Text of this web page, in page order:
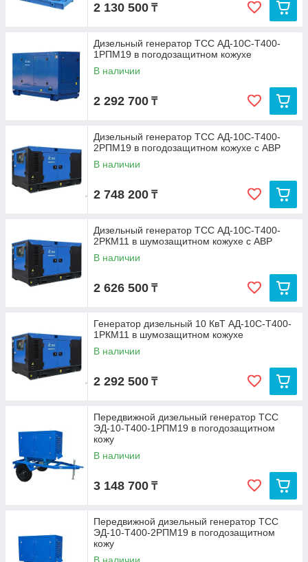
2 130 500 ₸
Дизельный генератор ТСС АД-10С-Т400-
1РПМ19 в погодозащитном кожухе
В наличии
2 292 700 ₸
Дизельный генератор ТСС АД-10С-Т400-
2РПМ19 в погодозащитном кожухе с АВР
В наличии
2 748 200 ₸
Дизельный генератор ТСС АД-10С-Т400-
2РКМ11 в шумозащитном кожухе с АВР
В наличии
2 626 500 ₸
Генератор дизельный 10 КвТ АД-10С-Т400-
1РКМ11 в шумозащитном кожухе
В наличии
2 292 500 ₸
Передвижной дизельный генератор ТСС
ЭД-10-Т400-1РПМ19 в погодозащитном
кожу
В наличии
3 148 700 ₸
Передвижной дизельный генератор ТСС
ЭД-10-Т400-2РПМ19 в погодозащитном
кожу